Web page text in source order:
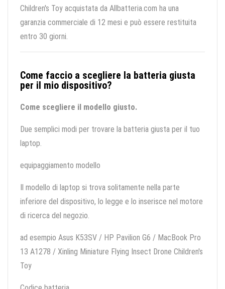
Children's Toy acquistata da Allbatteria.com ha una
garanzia commerciale di 12 mesi e può essere restituita
entro 30 giorni.
Come faccio a scegliere la batteria giusta
per il mio dispositivo?
Come scegliere il modello giusto.
Due semplici modi per trovare la batteria giusta per il tuo
laptop.
equipaggiamento modello
Il modello di laptop si trova solitamente nella parte
inferiore del dispositivo, lo legge e lo inserisce nel motore
di ricerca del negozio.
ad esempio Asus K53SV / HP Pavilion G6 / MacBook Pro
13 A1278 / Xinling Miniature Flying Insect Drone Children's
Toy